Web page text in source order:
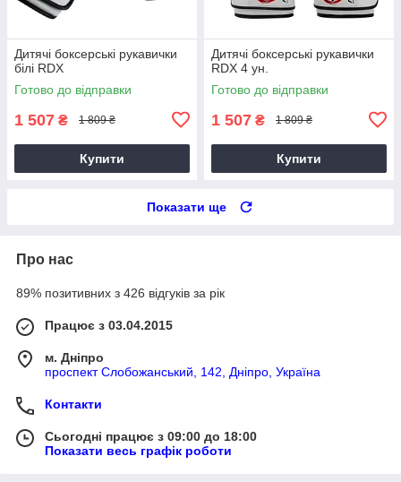
Дитячі боксерські рукавички
білі RDX
Готово до відправки
1 507 ₴ 1 809 ₴
Купити
Дитячі боксерські рукавички
RDX 4 ун.
Готово до відправки
1 507 ₴ 1 809 ₴
Купити
Показати ще
Про нас
89% позитивних з 426 відгуків за рік
Працює з 03.04.2015
м. Дніпро
проспект Слобожанський, 142, Дніпро, Україна
Контакти
Сьогодні працює з 09:00 до 18:00
Показати весь графік роботи